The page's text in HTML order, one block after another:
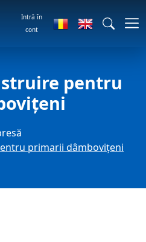
Intră în
cont
pentru
primarii dâmboviţeni